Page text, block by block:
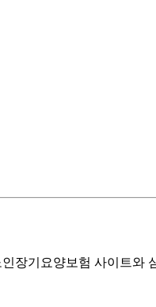
장기요양보험 사이트